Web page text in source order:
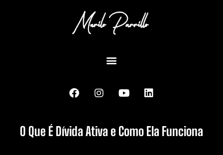
O Que É Dívida Ativa e Como Ela Funciona